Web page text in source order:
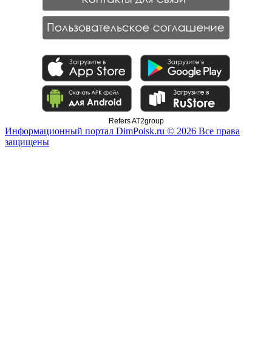
Refers AT2group
Информационный портал DimPoisk.ru © 2026 Все права
защищены